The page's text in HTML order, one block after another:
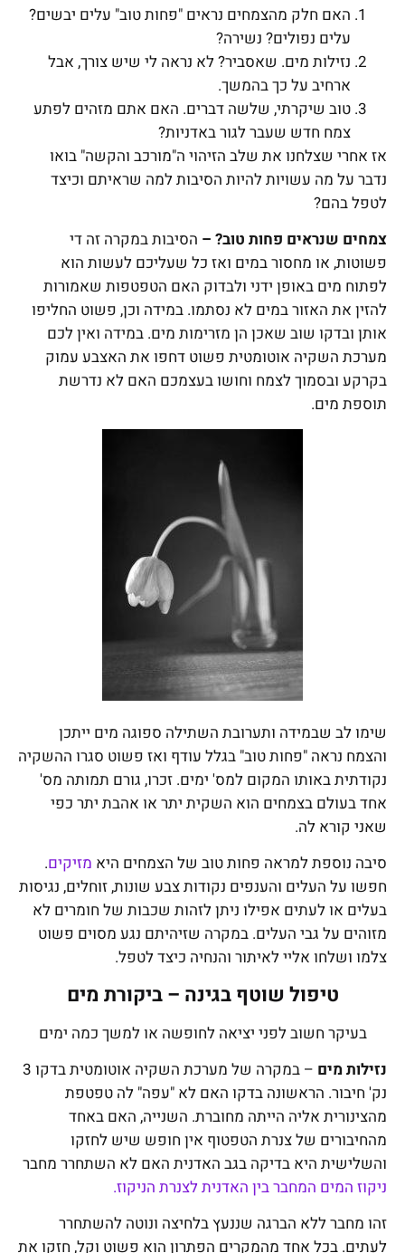
האם חלק מהצמחים נראים "פחות טוב" עלים יבשים?
עלים נפולים? נשירה?
נזילות מים. שאסביר? לא נראה לי שיש צורך, אבל
ארחיב על כך בהמשך.
טוב שיקרתי, שלשה דברים. האם אתם מזהים לפתע
צמח חדש שעבר לגור באדניות?
אז אחרי שצלחנו את שלב הזיהוי ה"מורכב והקשה" בואו
נדבר על מה עשויות להיות הסיבות למה שראיתם וכיצד
לטפל בהם?
צמחים שנראים פחות טוב? – הסיבות במקרה זה די
פשוטות, או מחסור במים ואז כל שעליכם לעשות הוא
לפתוח מים באופן ידני ולבדוק האם הטפטפות שאמורות
להזין את האזור במים לא נסתמו. במידה וכן, פשוט החליפו
אותן ובדקו שוב שאכן הן מזרימות מים. במידה ואין לכם
מערכת השקיה אוטומטית פשוט דחפו את האצבע עמוק
בקרקע ובסמוך לצמח וחושו בעצמכם האם לא נדרשת
תוספת מים.
שימו לב שבמידה ותערובת השתילה ספוגה מים ייתכן
והצמח נראה "פחות טוב" בגלל עודף ואז פשוט סגרו ההשקיה
נקודתית באותו המקום למס' ימים. זכרו, גורם תמותה מס'
אחד בעולם בצמחים הוא השקית יתר או אהבת יתר כפי
שאני קורא לה.
סיבה נוספת למראה פחות טוב של הצמחים היא מזיקים.
חפשו על העלים והענפים נקודות צבע שונות, זוחלים, נגיסות
בעלים או לעתים אפילו ניתן לזהות שכבות של חומרים לא
מזוהים על גבי העלים. במקרה שזיהיתם נגע מסוים פשוט
צלמו ושלחו אליי לאיתור והנחיה כיצד לטפל.
טיפול שוטף בגינה – ביקורת מים
בעיקר חשוב לפני יציאה לחופשה או למשך כמה ימים
נזילות מים
– במקרה של מערכת השקיה אוטומטית בדקו 3
נק' חיבור. הראשונה בדקו האם לא "עפה" לה טפטפת
מהצינורית אליה הייתה מחוברת. השנייה, האם באחד
מהחיבורים של צנרת הטפטוף אין חופש שיש לחזקו
והשלישית היא בדיקה בגב האדנית האם לא השתחרר מחבר
ניקוז המים המחבר בין האדנית לצנרת הניקוז.
זהו מחבר ללא הברגה שננעץ בלחיצה ונוטה להשתחרר
לעתים. בכל אחד מהמקרים הפתרון הוא פשוט וקל, חזקו את